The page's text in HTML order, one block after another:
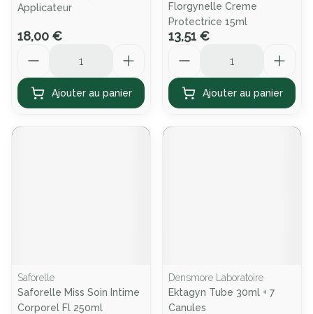
Applicateur
18,00 €
Ajouter au panier
Florgynelle Creme
Protectrice 15ml
13,51 €
Ajouter au panier
Saforelle
Saforelle Miss Soin Intime
Corporel Fl 250ml
Densmore Laboratoire
Ektagyn Tube 30ml + 7
Canules